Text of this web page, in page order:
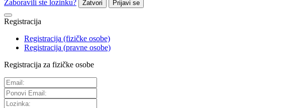
Zaboravili ste lozinku? Zatvori Prijavi se
Registracija
Registracija (fizičke osobe)
Registracija (pravne osobe)
Registracija za fizičke osobe